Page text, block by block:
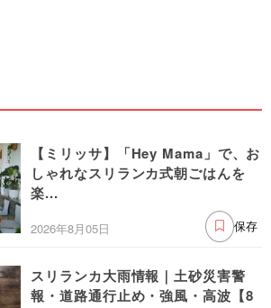
【ミリッサ】「Hey Mama」で、お
しゃれなスリランカ式朝ごはんを
楽...
2026年8月05日 保存
スリランカ大雨情報｜土砂災害警
報・道路通行止め・強風・高波【8